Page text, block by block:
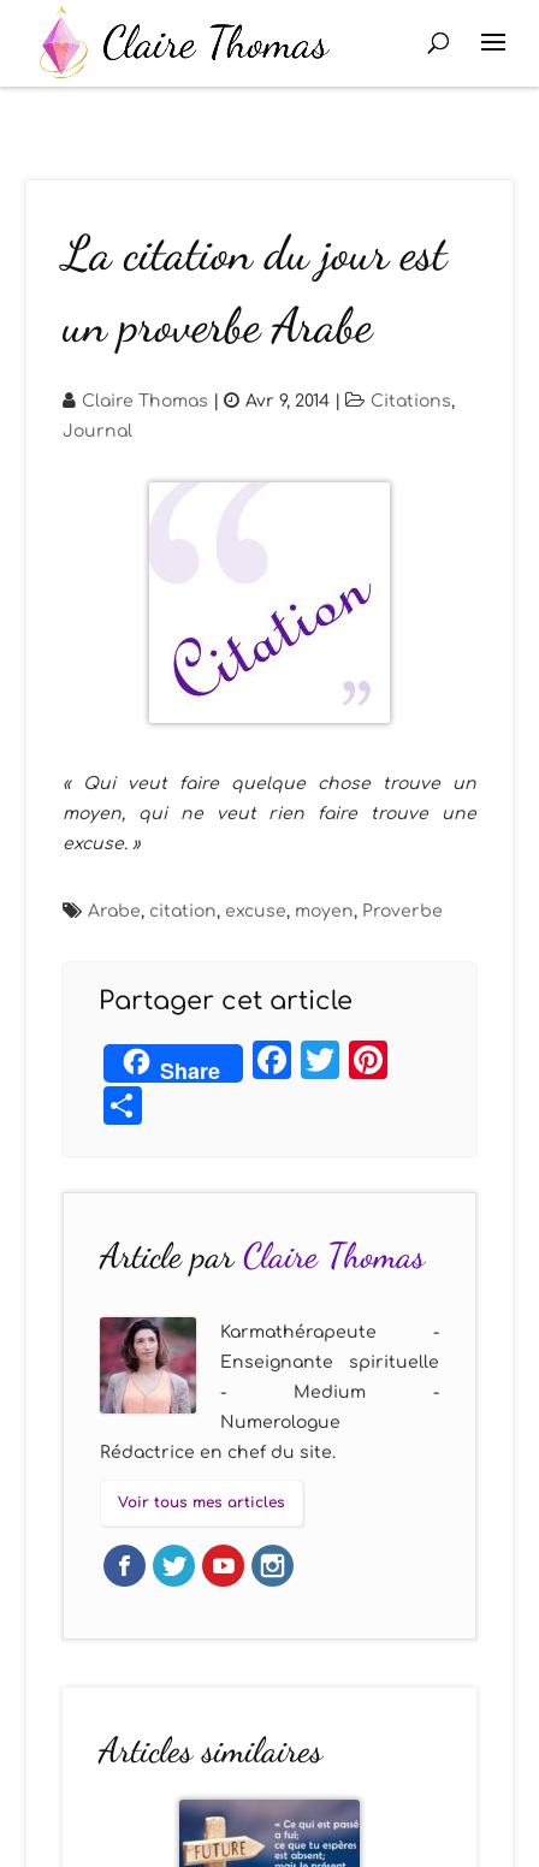
La citation du jour est
un proverbe Arabe
Claire Thomas | Avr 9, 2014 | Citations,
Journal
« Qui veut faire quelque chose trouve un
moyen, qui ne veut rien faire trouve une
excuse. »
Arabe, citation, excuse, moyen, Proverbe
Partager cet article
Share Facebook
Twitter
Article parClaire Thomas
Karmathérapeute -
Enseignante spirituelle
- Medium -
Numerologue
Rédactrice en chef du site.
Voir tous mes articles
Articles similaires